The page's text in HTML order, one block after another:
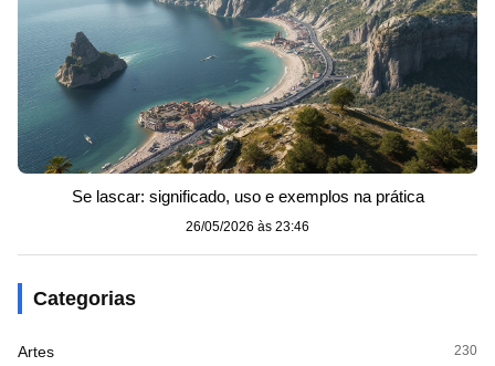
Se lascar: significado, uso e exemplos na prática
26/05/2026 às 23:46
Categorias
Artes 230